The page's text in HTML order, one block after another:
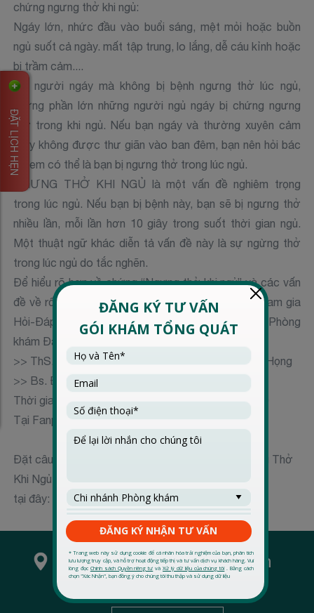
chứng ngưng thở khi ngủ:
Ngáy lớn, nhức đầu vào buổi sáng, mệt mỏi hoặc buồn
ngủ suốt cả ngày. mất tập trung, lo lắng, dễ cáu kỉnh hoặc
bị trầm cảm....
Có người ngáy mà không bị bệnh ngưng thở lúc ngủ,
nhưng phần lớn những người ngủ ngáy bị chứng ngưng
thở trong khi ngủ. Nếu bạn ngáy và thường xuyên cảm
thấy không được thư giãn vào ban đêm, bạn nên hỏi bác
sĩ xem có thể là bạn bị ngưng thở trong lúc ngủ.
NGƯNG THỞ KHI NGỦ là một vấn đề nghiêm trọng
trong lúc ngủ. Nếu bạn bị bệnh này, bạn sẽ bị ngưng thở
nhiều lần, mỗi lần hơn 10 giây trong suốt thời gian ngủ.
Một thuật ngữ khác diễn tả vấn đề này là sự ngừng thở
trong lúc ngủ do tắc nghẽn.
Để hiểu rõ hơn về chứng “Ngưng thở khi ngủ” và các vấn
đề về rối loạn giấc ngủ, mời các bạn theo dõi và tham gia
Hỏi-Đáp trực tuyến cùng các Bác sĩ của hệ thống Phòng
khám Đa Khoa Victoria Healthcare:
>> ThS.Bs. Trần Quốc Huy – Chuyên Khoa Tai Mũi Họng
>> Bs. Đoàn Lê Minh Hạnh - BS CK2-CK Hô Hấp
Thời gian: lúc 9h30 sáng Chủ Nhật ngày 06/09/2020
Tại Fanpage: Victoria Healthcare Vietnam
Đặt câu hỏi "Livestream Tìm Hiểu Về Chứng Ngưng Thở
Khi Ngủ"
tại đây:
https://forms.gle/yJZaEca8SK91Pfbo9
Hãy tìm phòng khám gần
ĐẶT LỊCH HẸN